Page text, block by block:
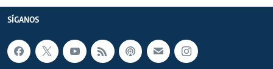
SÍGANOS